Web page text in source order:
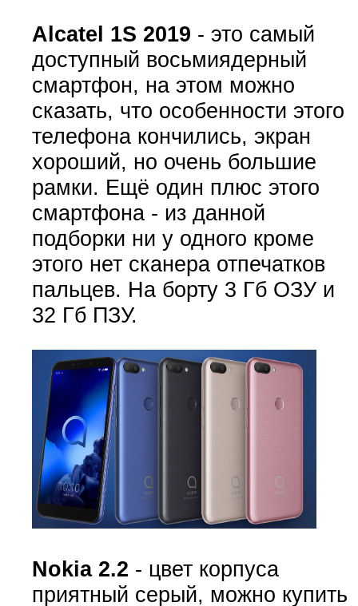
Alcatel 1S 2019 - это самый
доступный восьмиядерный
смартфон, на этом можно
сказать, что особенности этого
телефона кончились, экран
хороший, но очень большие
рамки. Ещё один плюс этого
смартфона - из данной
подборки ни у одного кроме
этого нет сканера отпечатков
пальцев. На борту 3 Гб ОЗУ и
32 Гб ПЗУ.
Nokia 2.2 - цвет корпуса
приятный серый, можно купить